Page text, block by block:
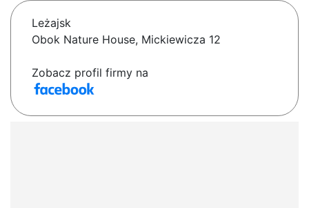
Leżajsk
Obok Nature House, Mickiewicza 12
Zobacz profil firmy na